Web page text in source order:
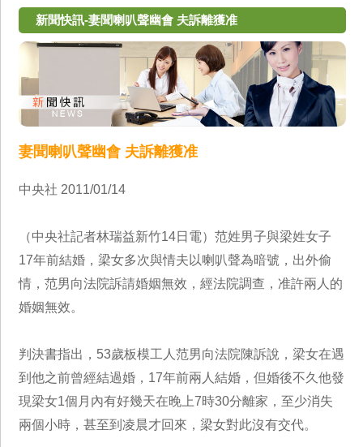
新聞快訊-妻聞喇叭聲幽會 夫訴離獲准
妻聞喇叭聲幽會 夫訴離獲准
中央社 2011/01/14
（中央社記者林瑞益新竹14日電）范姓男子與梁姓女子
17年前結婚，梁女多次與情夫以喇叭聲為暗號，出外偷
情，范男向法院訴請婚姻無效，經法院調查，准許兩人的
婚姻無效。
判決書指出，53歲板模工人范男向法院陳訴說，梁女在遇
到他之前曾經結過婚，17年前兩人結婚，但婚後不久他發
現梁女1個月內有好幾天在晚上7時30分離家，至少消失
兩個小時，甚至到凌晨才回來，梁女對此沒有交代。